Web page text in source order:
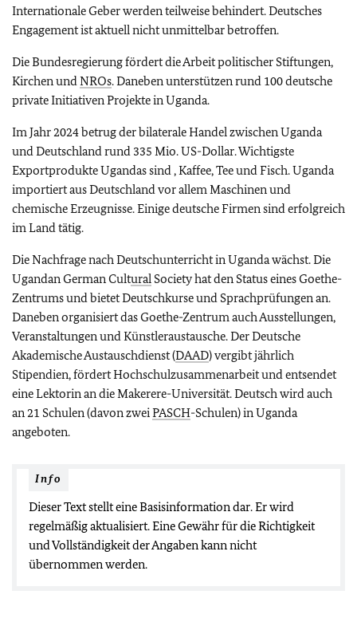
Internationale Geber werden teilweise behindert. Deutsches
Engagement ist aktuell nicht unmittelbar betroffen.
Die Bundesregierung fördert die Arbeit politischer Stiftungen,
Kirchen undNROs. Daneben unterstützen rund 100 deutsche
private Initiativen Projekte in Uganda.
Im Jahr 2024 betrug der bilaterale Handel zwischen Uganda
und Deutschland rund 335 Mio. US-Dollar. Wichtigste
Exportprodukte Ugandas sind , Kaffee, Tee und Fisch. Uganda
importiert aus Deutschland vor allem Maschinen und
chemische Erzeugnisse. Einige deutsche Firmen sind erfolgreich
im Land tätig.
Die Nachfrage nach Deutschunterricht in Uganda wächst. Die
Ugandan German Cultural Society hat den Status eines Goethe-
Zentrums und bietet Deutschkurse und Sprachprüfungen an.
Daneben organisiert das Goethe-Zentrum auch Ausstellungen,
Veranstaltungen und Künstleraustausche. Der Deutsche
Akademische Austauschdienst (DAAD) vergibt jährlich
Stipendien, fördert Hochschulzusammenarbeit und entsendet
eine Lektorin an die Makerere-Universität. Deutsch wird auch
an 21 Schulen (davon zweiPASCH-Schulen) in Uganda
angeboten.
Info
Dieser Text stellt eine Basisinformation dar. Er wird
regelmäßig aktualisiert. Eine Gewähr für die Richtigkeit
und Vollständigkeit der Angaben kann nicht
übernommen werden.